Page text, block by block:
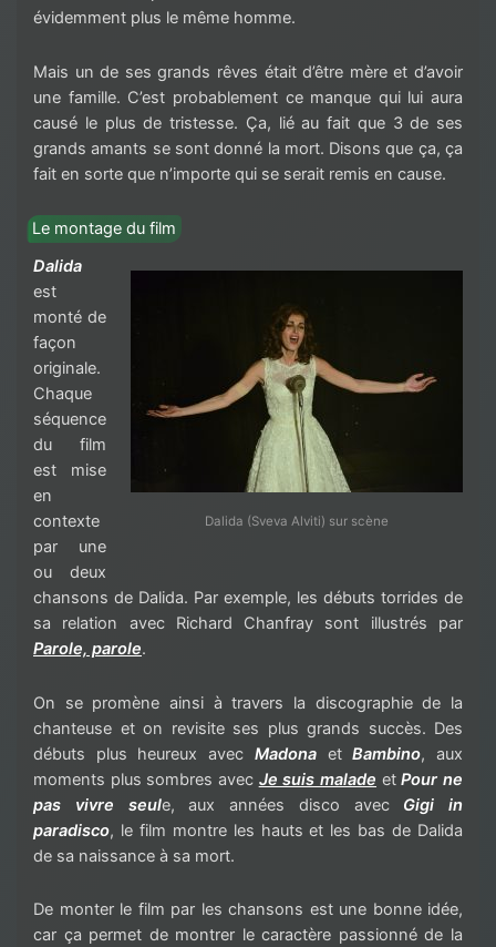
évidemment plus le même homme.
Mais un de ses grands rêves était d’être mère et d’avoir
une famille. C’est probablement ce manque qui lui aura
causé le plus de tristesse. Ça, lié au fait que 3 de ses
grands amants se sont donné la mort. Disons que ça, ça
fait en sorte que n’importe qui se serait remis en cause.
Le montage du film
Dalida (Sveva Alviti) sur scène
Dalida
est
monté de
façon
originale.
Chaque
séquence
du film
est mise
en
contexte
par une
ou deux
chansons de Dalida. Par exemple, les débuts torrides de
sa relation avec Richard Chanfray sont illustrés par
Parole, parole.
On se promène ainsi à travers la discographie de la
chanteuse et on revisite ses plus grands succès. Des
débuts plus heureux avec MadonaetBambino, aux
moments plus sombres avec Je suis malade etPour ne
pas vivre seule, aux années disco avec Gigi in
paradisco, le film montre les hauts et les bas de Dalida
de sa naissance à sa mort.
De monter le film par les chansons est une bonne idée,
car ça permet de montrer le caractère passionné de la